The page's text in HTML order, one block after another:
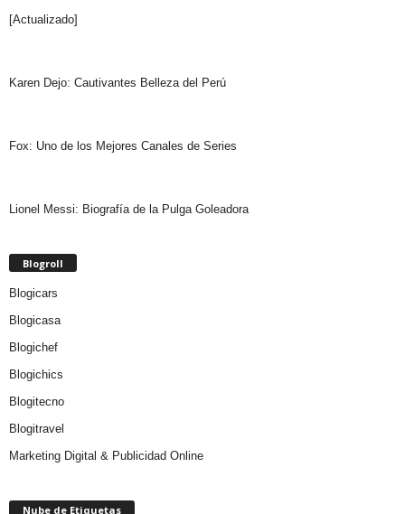
[Actualizado]
Karen Dejo: Cautivantes Belleza del Perú
Fox: Uno de los Mejores Canales de Series
Lionel Messi: Biografía de la Pulga Goleadora
Blogroll
Blogicars
Blogicasa
Blogichef
Blogichics
Blogitecno
Blogitravel
Marketing Digital & Publicidad Online
Nube de Etiquetas